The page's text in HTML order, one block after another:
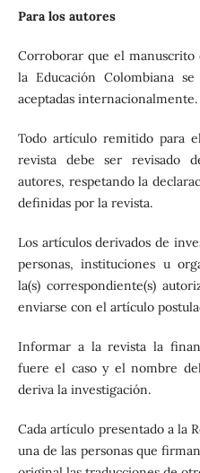
Para los autores
Corroborar que el manuscrito
la Educación Colombiana
aceptadas internacionalmente.
Todo artículo remitido para
revista debe ser revisado
autores, respetando la
definidas por la revista.
Los artículos derivados de
personas, instituciones u
la(s) correspondiente(s)
enviarse con el artículo
Informar a la revista la
fuere el caso y el nombre
deriva la investigación.
Cada artículo presentado a la
una de las personas que